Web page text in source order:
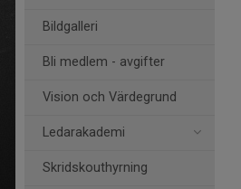
Bildgalleri
Bli medlem - avgifter
Vision och Värdegrund
Ledarakademi
Skridskouthyrning